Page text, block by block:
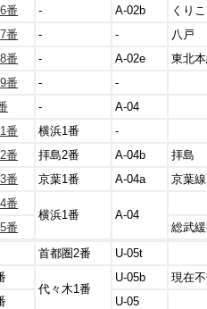
番
- A-02b
くり
番
- -
八戸
番
- A-02e
東北
番
-
-
- A-04
番 横浜1番
-
番
拝島2番 A-04b
拝島
番
京葉1番 A-04a
京葉線
番
横浜1番
A-04
番
総武
首都圏2番 U-05t
代々木1番
U-05b
現在
U-05